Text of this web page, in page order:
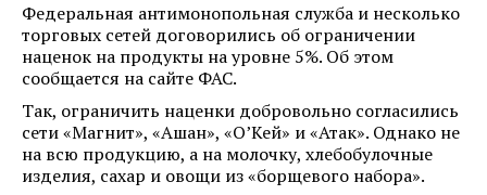
Федеральная антимонопольная служба и несколько
торговых сетей договорились об ограничении
наценок на продукты на уровне 5%. Об этом
сообщается на сайте ФАС.
Так, ограничить наценки добровольно согласились
сети «Магнит», «Ашан», «О’Кей» и «Атак». Однако не
на всю продукцию, а на молочку, хлебобулочные
изделия, сахар и овощи из «борщевого набора».